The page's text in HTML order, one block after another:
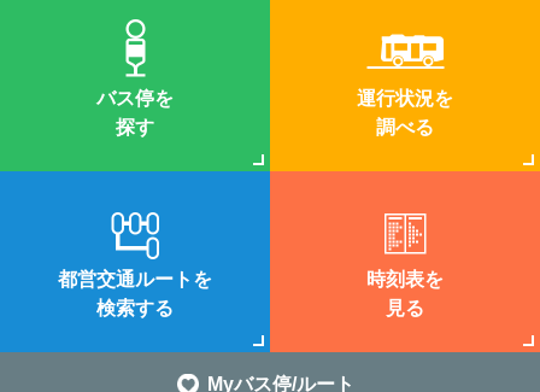
バス停を
探す
運行状況を
調べる
都営交通ルートを
検索する
時刻表を
見る
Myバス停/ルート